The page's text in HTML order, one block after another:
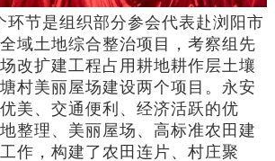
环节是组织部分参会代表赴浏阳市
域土地综合整治项目，考察组先
改扩建工程占用耕地耕作层土壤
村美丽屋场建设两个项目。永安
美、交通便利、经济活跃的优
整理、美丽屋场、高标准农田建
作，构建了农田连片、村庄聚